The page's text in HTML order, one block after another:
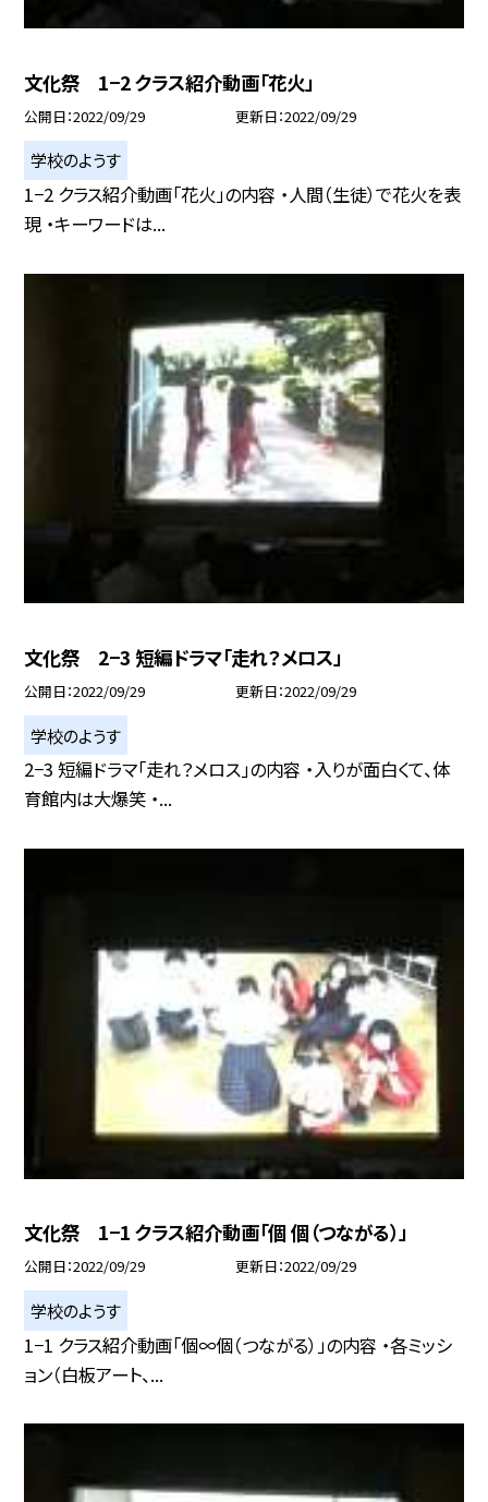
文化祭 1−2 クラス紹介動画「花火」
公開日 2022/09/29 更新日 2022/09/29
学校のようす
1−2 クラス紹介動画「花火」の内容 ・人間（生徒）で花火を表
現 ・キーワードは...
文化祭 2−3 短編ドラマ「走れ？メロス」
公開日 2022/09/29 更新日 2022/09/29
学校のようす
2−3 短編ドラマ「走れ？メロス」の内容 ・入りが面白くて、体
育館内は大爆笑 ・...
文化祭 1−1 クラス紹介動画「個 個（つながる）」
公開日 2022/09/29 更新日 2022/09/29
学校のようす
1−1 クラス紹介動画「個∞個（つながる）」の内容 ・各ミッシ
ョン（白板アート、...